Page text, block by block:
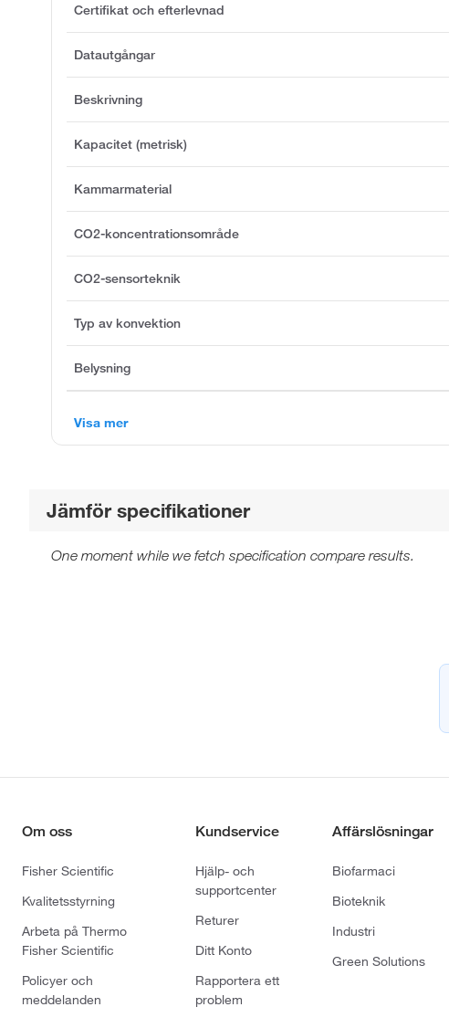
Certifikat och efterlevnad
Datautgångar
Beskrivning
Kapacitet (metrisk)
Kammarmaterial
CO2-koncentrationsområde
CO2-sensorteknik
Typ av konvektion
Belysning
Visa mer
Jämför specifikationer
One moment while we fetch specification compare results.
Om oss
Fisher Scientific
Kvalitetsstyrning
Arbeta på Thermo
Fisher Scientific
Policyer och
meddelanden
Kundservice
Hjälp- och
supportcenter
Returer
Ditt Konto
Rapportera ett
problem
Affärslösningar
Biofarmaci
Bioteknik
Industri
Green Solutions